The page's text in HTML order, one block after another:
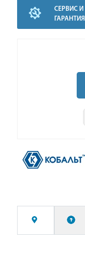
СЕРВИС И
ГАРАНТИЯ